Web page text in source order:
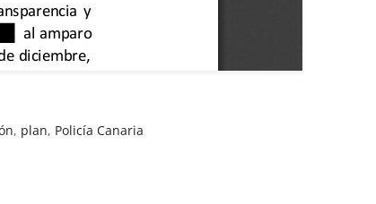
, plan, Policía Canaria